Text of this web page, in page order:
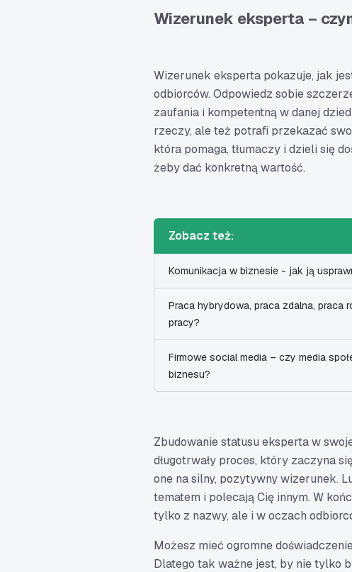
Wizerunek eksperta –
Wizerunek eksperta pokazuje, jak
odbiorców. Odpowiedz sobie
zaufania i kompetentną w danej
rzeczy, ale też potrafi przekazać
która pomaga, tłumaczy i dzieli się
żeby dać konkretną wartość.
Zobacz też:
Komunikacja w biznesie - jak ją
Praca hybrydowa, praca zdalna, praca
pracy?
Firmowe social media – czy media
biznesu?
Zbudowanie statusu eksperta w
długotrwały proces, który zaczyna
one na silny, pozytywny wizerunek.
tematem i polecają Cię innym. W
tylko z nazwy, ale i w oczach
Możesz mieć ogromne
Dlatego tak ważne jest, by nie tylko